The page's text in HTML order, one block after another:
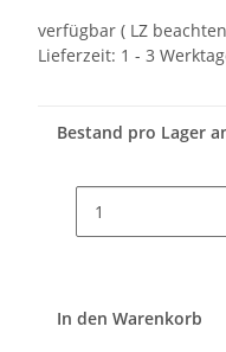
verfügbar ( LZ
Lieferzeit: 1 - 3
Bestand pro Lager
In den Warenkorb